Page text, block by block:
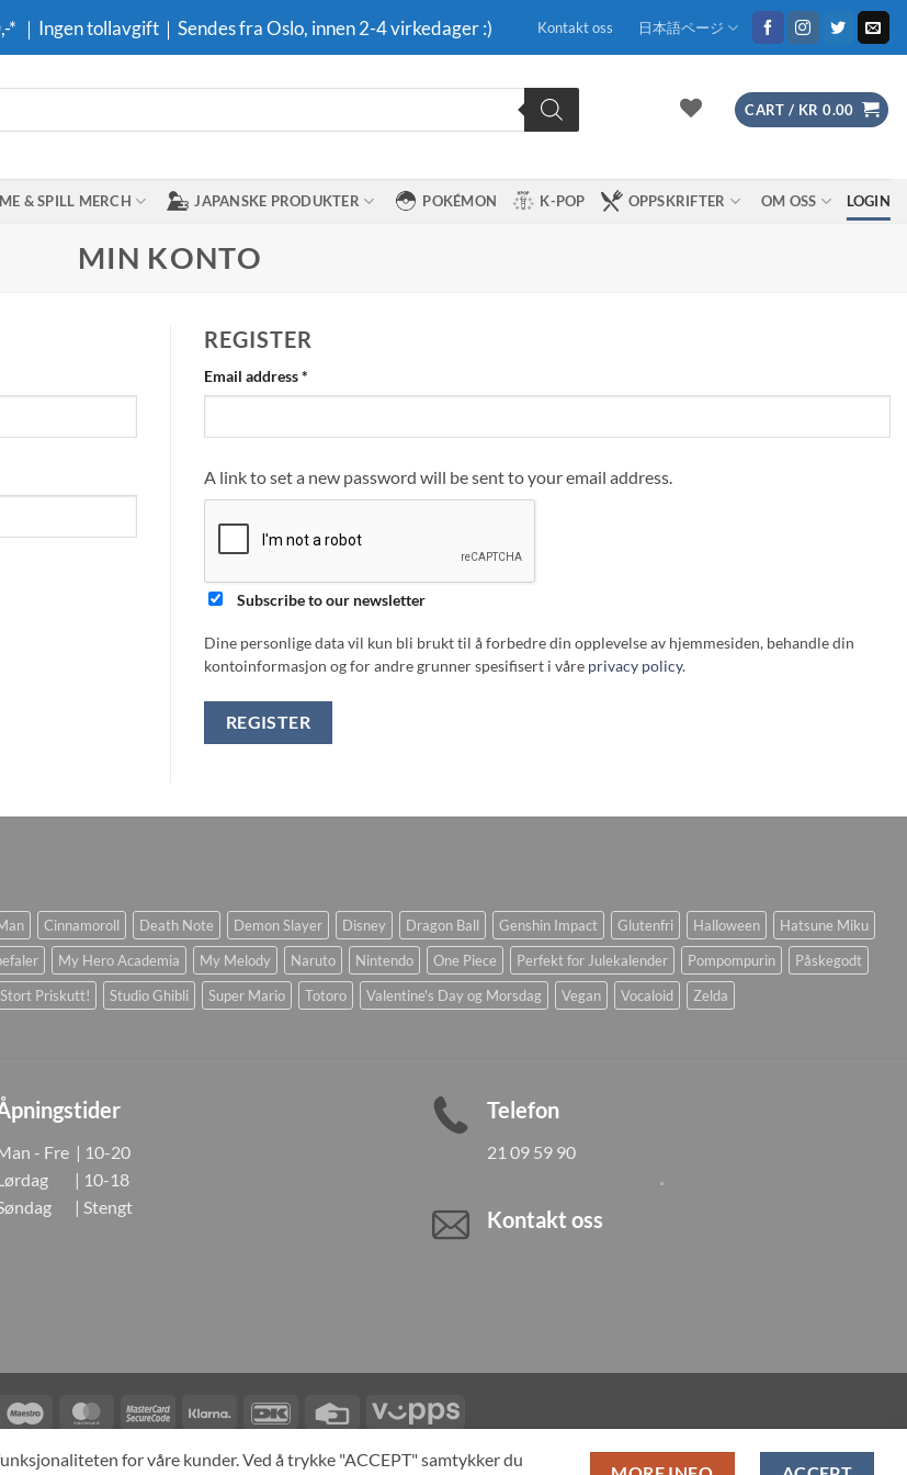
｜Ingen tollavgift｜Sendes fra Oslo, innen 2-4 virkedager :) Kontakt oss 日本語ページ
CART / KR 0.00
& SPILL MERCH JAPANSKE PRODUKTER POKÉMON K-POP OPPSKRIFTER OM OSS LOGIN
MIN KONTO
REGISTER
Email address*
A link to set a new password will be sent to your email address.
Subscribe to our newsletter
Dine personlige data vil kun bli brukt til å forbedre din opplevelse av hjemmesiden, behandle din
kontoinformasjon og for andre grunner spesifisert i våre privacy policy.
REGISTER
Cinnamoroll Death Note Demon Slayer Disney Dragon Ball Genshin Impact Glutenfri Halloween
Hatsune Miku
My Hero Academia My Melody Naruto Nintendo One Piece Perfekt for Julekalender Pompompurin
Påskegodt
Stort Priskutt! Studio Ghibli Super Mario Totoro Valentine's Day og Morsdag Vegan Vocaloid Zelda
- Fre | 10-20
| 10-18
| Stengt
Telefon
21 09 59 90
Kontakt oss
Maestro MasterCardMasterCard
2
Klarna DanKort
Credit
Card
Vipps
OSS OM OSS SPESIALBESTILLING MIN KONTO ALL PRODUCTS
for våre kunder. Ved å trykke "ACCEPT" samtykker du